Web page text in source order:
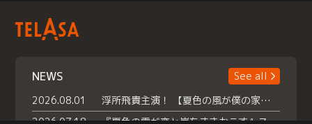
NEWS
See all
2026.08.01
浮所飛貴主演！ 【夏色の風が僕の家にやってきた】 本日よりテラサで独占配信スタート！